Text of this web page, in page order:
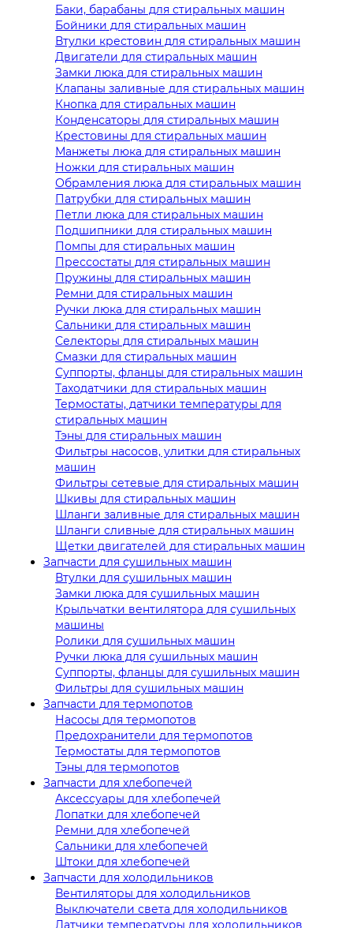
Баки, барабаны для стиральных машин
Бойники для стиральных машин
Втулки крестовин для стиральных машин
Двигатели для стиральных машин
Замки люка для стиральных машин
Клапаны заливные для стиральных машин
Кнопка для стиральных машин
Конденсаторы для стиральных машин
Крестовины для стиральных машин
Манжеты люка для стиральных машин
Ножки для стиральных машин
Обрамления люка для стиральных машин
Патрубки для стиральных машин
Петли люка для стиральных машин
Подшипники для стиральных машин
Помпы для стиральных машин
Прессостаты для стиральных машин
Пружины для стиральных машин
Ремни для стиральных машин
Ручки люка для стиральных машин
Сальники для стиральных машин
Селекторы для стиральных машин
Смазки для стиральных машин
Суппорты, фланцы для стиральных машин
Таходатчики для стиральных машин
Термостаты, датчики температуры для
стиральных машин
Тэны для стиральных машин
Фильтры насосов, улитки для стиральных
машин
Фильтры сетевые для стиральных машин
Шкивы для стиральных машин
Шланги заливные для стиральных машин
Шланги сливные для стиральных машин
Щетки двигателей для стиральных машин
Запчасти для сушильных машин
Втулки для сушильных машин
Замки люка для сушильных машин
Крыльчатки вентилятора для сушильных
машины
Ролики для сушильных машин
Ручки люка для сушильных машин
Суппорты, фланцы для сушильных машин
Фильтры для сушильных машин
Запчасти для термопотов
Насосы для термопотов
Предохранители для термопотов
Термостаты для термопотов
Тэны для термопотов
Запчасти для хлебопечей
Аксессуары для хлебопечей
Лопатки для хлебопечей
Ремни для хлебопечей
Сальники для хлебопечей
Штоки для хлебопечей
Запчасти для холодильников
Вентиляторы для холодильников
Выключатели света для холодильников
Датчики температуры для холодильников